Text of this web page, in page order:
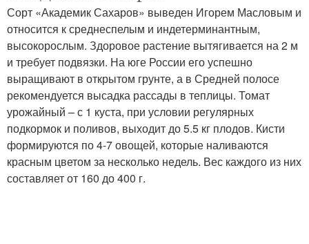
Супердетерминантные
томаты
Крупноплодные томаты
Индетерминантные
томаты
Сорт «Академик Сахаров» выведен Игорем Масловым и
относится к среднеспелым и индетерминантным,
высокорослым. Здоровое растение вытягивается на 2 м
и требует подвязки. На юге России его успешно
выращивают в открытом грунте, а в Средней полосе
рекомендуется высадка рассады в теплицы. Томат
урожайный – с 1 куста, при условии регулярных
подкормок и поливов, выходит до 5.5 кг плодов. Кисти
формируются по 4-7 овощей, которые наливаются
красным цветом за несколько недель. Вес каждого из них
составляет от 160 до 400 г.